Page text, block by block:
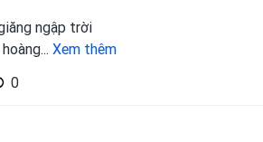
ngập trời
... Xem thêm
0